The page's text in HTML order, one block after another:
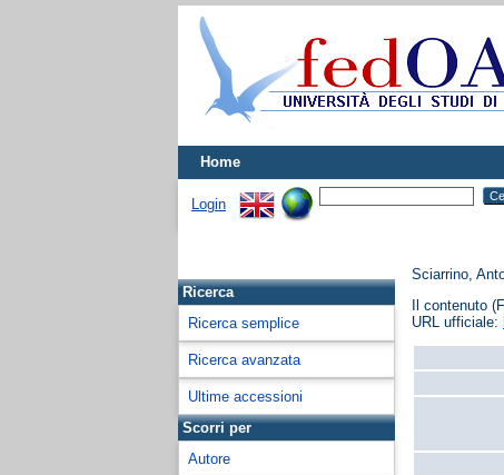
Home
Login
Ricerca
Ricerca semplice
Ricerca avanzata
Ultime accessioni
Scorri per
Autore
Sciarrino,
Il contenuto
URL ufficiale: